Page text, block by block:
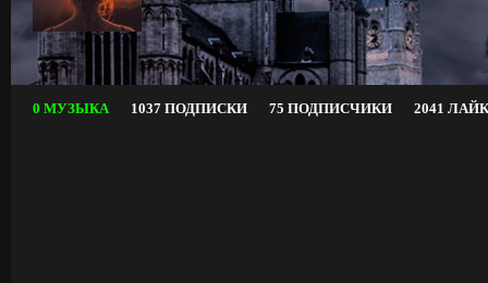
0 МУЗЫКА 1037 ПОДПИСКИ 75 ПОДПИСЧИКИ 2041